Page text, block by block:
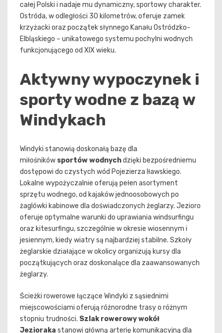
całej Polski i nadaje mu dynamiczny, sportowy charakter.
Ostróda, w odległości 30 kilometrów, oferuje zamek
krzyżacki oraz początek słynnego Kanału Ostródzko-
Elbląskiego – unikatowego systemu pochylni wodnych
funkcjonującego od XIX wieku.
Aktywny wypoczynek i
sporty wodne z bazą w
Windykach
Windyki stanowią doskonałą bazę dla
miłośników sportów wodnychdzięki bezpośredniemu
dostępowi do czystych wód Pojezierza Iławskiego.
Lokalne wypożyczalnie oferują pełen asortyment
sprzętu wodnego, od kajaków jednoosobowych po
żaglówki kabinowe dla doświadczonych żeglarzy. Jezioro
oferuje optymalne warunki do uprawiania windsurfingu
oraz kitesurfingu, szczególnie w okresie wiosennym i
jesiennym, kiedy wiatry są najbardziej stabilne. Szkoły
żeglarskie działające w okolicy organizują kursy dla
początkujących oraz doskonalące dla zaawansowanych
żeglarzy.
Ścieżki rowerowe łączące Windyki z sąsiednimi
miejscowościami oferują różnorodne trasy o różnym
stopniu trudności. Szlak rowerowy wokół
Jezioraka stanowi główną arterię komunikacyjną dla